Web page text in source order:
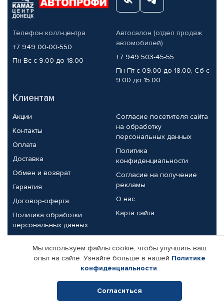
Телефон колл-центра
+7 949 00-00-550
Пн-Вс с 9.00 до 18.00
Автосалон (отдел продаж
автомобилей)
+7 949 503-45-55
Пн-Пт с 09.00 до 18.00, Сб с
9.00 до 15.00
Клиентам
Акции
Контакты
Оплата
Доставка
Обмен и возврат
Гарантия
Договор-оферта
Политика обработки
персональных данных
Согласие посетителя сайта
на обработку
персональных данных
Политика
конфиденциальности
Согласие на получение
рекламы
О нас
Карта сайта
Партнерам
Корпоративным клиентам
Поставщикам
Реквизиты компании
Мы используем файлы cookie, чтобы улучшить ваш
опыт на сайте. Узнайте больше в нашей Политике
конфиденциальности.
Согласиться